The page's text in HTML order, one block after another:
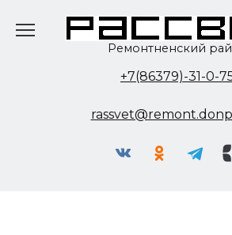
Ремонтненский
+7(86379)-31-0-